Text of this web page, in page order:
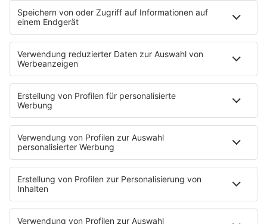
Schwedens Nachbar - Norwegen - hatte zwar kein
Allerdings ist der Film nicht an Silvester in Norwegen
zu sehen, sondern traditionell am Tag vor
Weihnachten.
Rekorde, Rekorde, Rekorde
Anzeige
"Dinner For One" ist die mit Abstand am häufigsten